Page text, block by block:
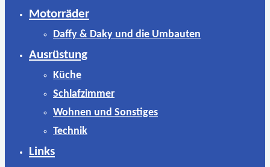
Motorräder
Daffy & Daky und die Umbauten
Ausrüstung
Küche
Schlafzimmer
Wohnen und Sonstiges
Technik
Links